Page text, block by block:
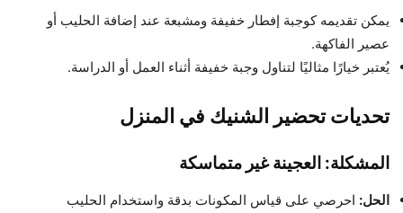
يمكن تقديمه كوجبة إفطار خفيفة ومشبعة عند إضافة الحليب أو
عصير الفاكهة.
يُعتبر خيارًا مثاليًا لتناول وجبة خفيفة أثناء العمل أو الدراسة.
تحديات تحضير الشنيك في المنزل
المشكلة: العجينة غير متماسكة
الحل: احرصي على قياس المكونات بدقة واستخدام الحليب